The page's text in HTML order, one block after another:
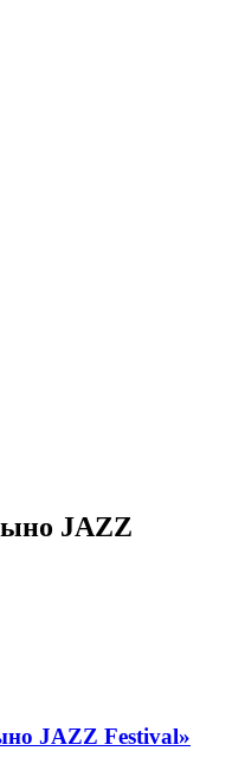
JAZZ
JAZZ Festival»